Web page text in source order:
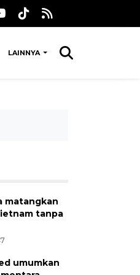
LAINNYA
matangkan
tanpa
umumkan